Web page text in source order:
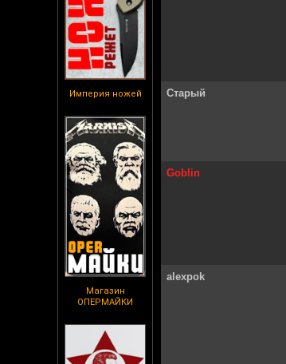
Империя ножей
Магазин
ОПЕРМАЙКИ
Старый
Goblin
alexpok